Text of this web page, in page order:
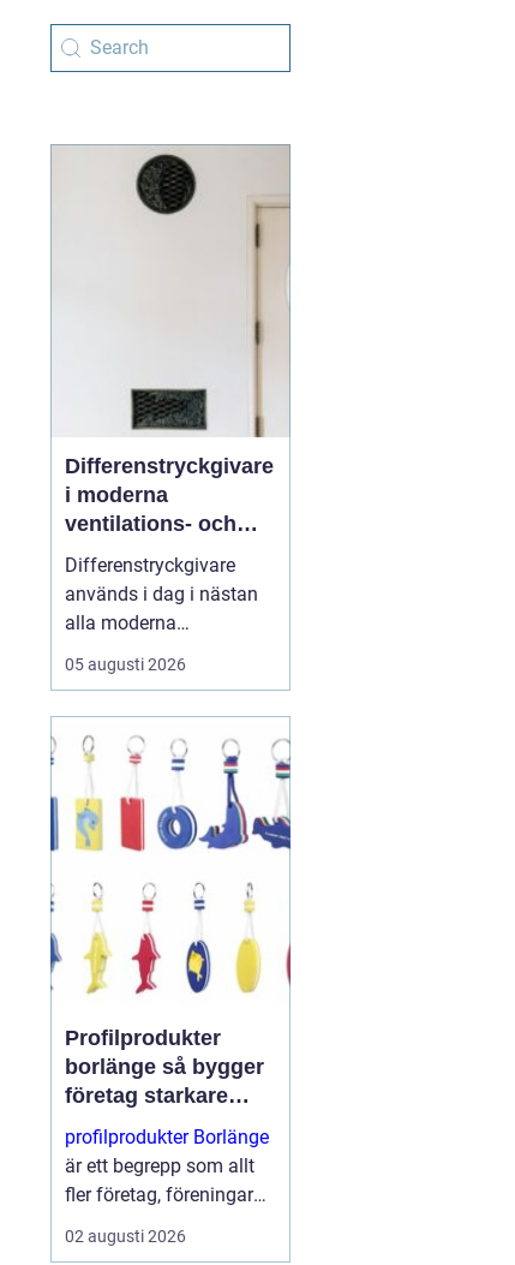
Differenstryckgivare
i moderna
ventilations- och
styrsystem
Differenstryckgivare
används i dag i nästan
alla moderna
ventilations- och
klimatsystem för att
stabilt tryck och
energieffektiv drift. För
många fastighetsägare
och drifttekniker ha...
05 augusti 2026
Profilprodukter
borlänge så bygger
företag starkare
varumärke i
vardagen
profilprodukter Borlänge
är ett begrepp som allt
fler företag, föreningar
och offentliga
verksamheter har fått
02 augusti 2026